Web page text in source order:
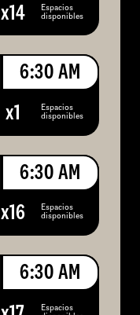
x14 Espacios
disponibles
6:30 AM
x1 Espacios
disponibles
6:30 AM
x16 Espacios
disponibles
6:30 AM
Espacios